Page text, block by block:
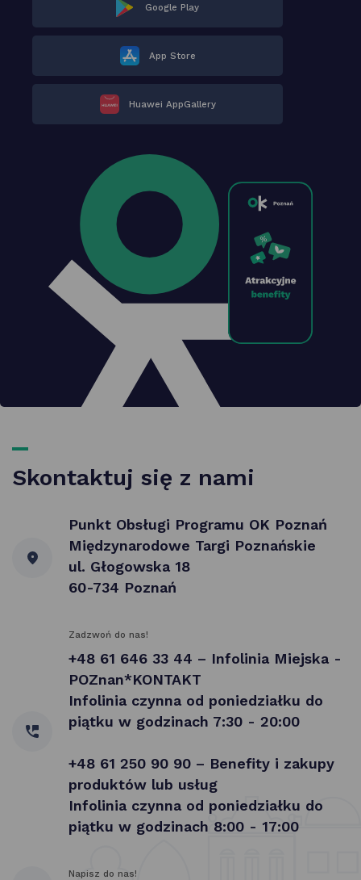
Google Play
App Store
Huawei AppGallery
Skontaktuj się z nami
Punkt Obsługi Programu OK Poznań
Międzynarodowe Targi Poznańskie
ul. Głogowska 18
60-734 Poznań
Zadzwoń do nas!
+48 61 646 33 44 – Infolinia Miejska -
POZnan*KONTAKT
Infolinia czynna od poniedziałku do
piątku w godzinach 7:30 - 20:00
+48 61 250 90 90 – Benefity i zakupy
produktów lub usług
Infolinia czynna od poniedziałku do
piątku w godzinach 8:00 - 17:00
Napisz do nas!